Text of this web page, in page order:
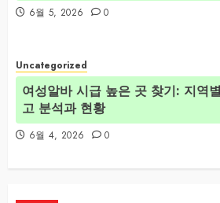
6월 5, 2026 0
Uncategorized
여성알바 시급 높은 곳 찾기: 지역
고 분석과 현황
6월 4, 2026 0